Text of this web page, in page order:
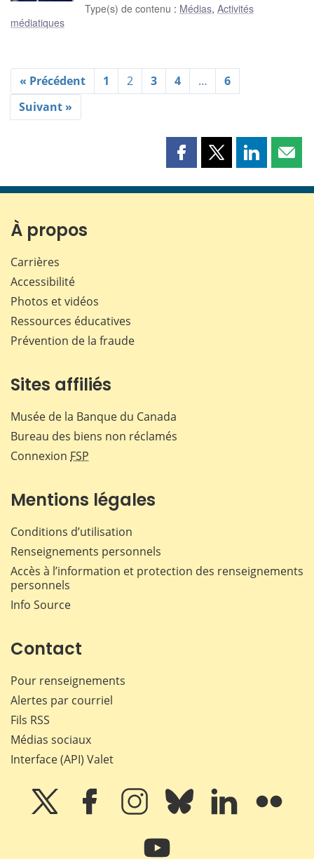
Type(s) de contenu : Médias, Activités
médiatiques
« Précédent 1 2 3 4 …
6
Suivant »
Partager
page
Partager
page
Partager
page page
À propos
Carrières
Accessibilité
Photos et vidéos
Ressources éducatives
Prévention de la fraude
Sites affiliés
Musée de la Banque du Canada
Bureau des biens non réclamés
Connexion FSP
Mentions légales
Conditions d’utilisation
Renseignements personnels
Accès à l’information et protection des renseignements
personnels
Info Source
Contact
Pour renseignements
Alertes par courriel
Fils RSS
Médias sociaux
Interface (API) Valet